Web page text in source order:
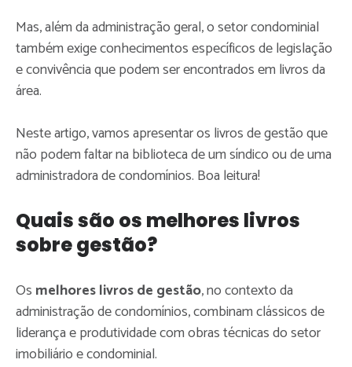
Mas, além da administração geral, o setor condominial
também exige conhecimentos específicos de legislação
e convivência que podem ser encontrados em livros da
área.
Neste artigo, vamos apresentar os livros de gestão que
não podem faltar na biblioteca de um síndico ou de uma
administradora de condomínios. Boa leitura!
Quais são os melhores livros
sobre gestão?
Os melhores livros de gestão, no contexto da
administração de condomínios, combinam clássicos de
liderança e produtividade com obras técnicas do setor
imobiliário e condominial.